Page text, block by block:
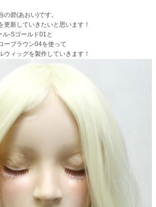
の碧(あおい)です。
更新していきたいと思います！
-Sゴールド01と
ーブラウン04を使って
ウィッグを製作していきます！